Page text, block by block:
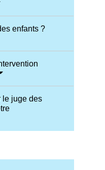
enfants ?
le juge des